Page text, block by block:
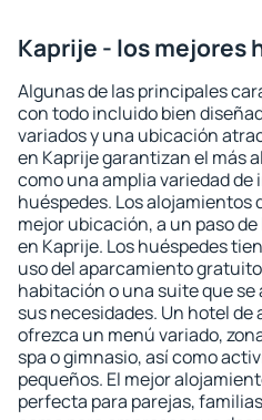
Kaprije - los mejores
Algunas de las principales
con todo incluido bien
variados y una ubicación
en Kaprije garantizan el más
como una amplia variedad
huéspedes. Los alojamientos
mejor ubicación, a un paso
en Kaprije. Los huéspedes
uso del aparcamiento
habitación o una suite que
sus necesidades. Un hotel
ofrezca un menú variado,
spa o gimnasio, así como
pequeños. El mejor
perfecta para parejas,